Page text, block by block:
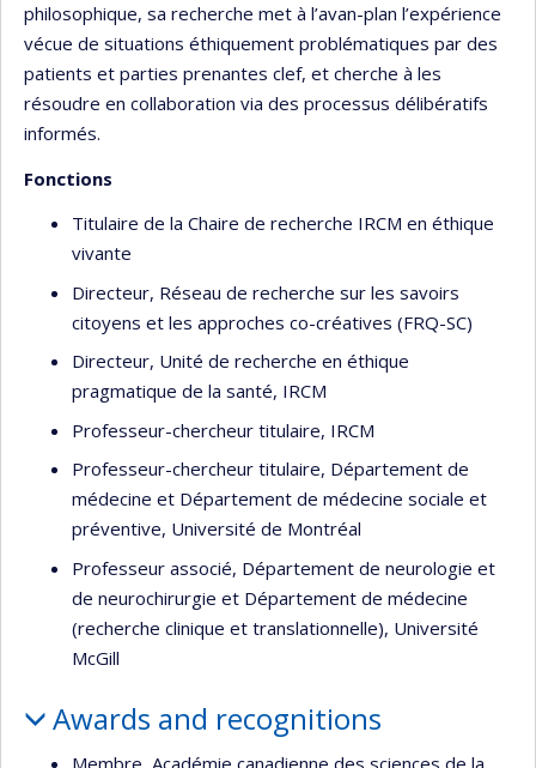
philosophique, sa recherche met à l’avan-plan l’expérience
vécue de situations éthiquement problématiques par des
patients et parties prenantes clef, et cherche à les
résoudre en collaboration via des processus délibératifs
informés.
Fonctions
Titulaire de la Chaire de recherche IRCM en éthique
vivante
Directeur, Réseau de recherche sur les savoirs
citoyens et les approches co-créatives (FRQ-SC)
Directeur, Unité de recherche en éthique
pragmatique de la santé, IRCM
Professeur-chercheur titulaire, IRCM
Professeur-chercheur titulaire, Département de
médecine et Département de médecine sociale et
préventive, Université de Montréal
Professeur associé, Département de neurologie et
de neurochirurgie et Département de médecine
(recherche clinique et translationnelle), Université
McGill
Awards and recognitions
Membre, Académie canadienne des sciences de la